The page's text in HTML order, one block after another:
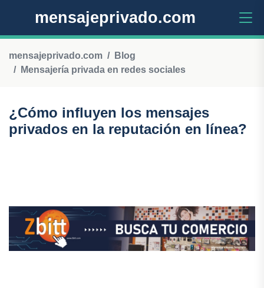
mensajeprivado.com
mensajeprivado.com
Blog
Mensajería privada en redes sociales
¿Cómo influyen los mensajes
privados en la reputación en línea?